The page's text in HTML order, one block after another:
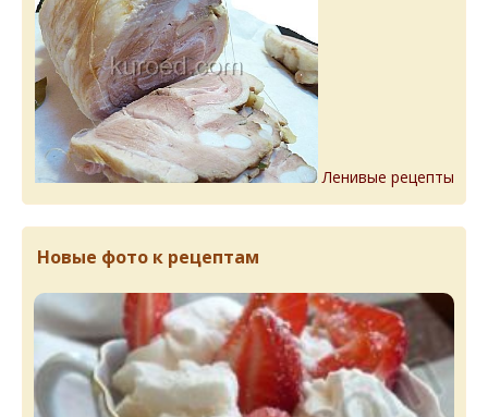
Ленивые рецепты
Новые фото к рецептам